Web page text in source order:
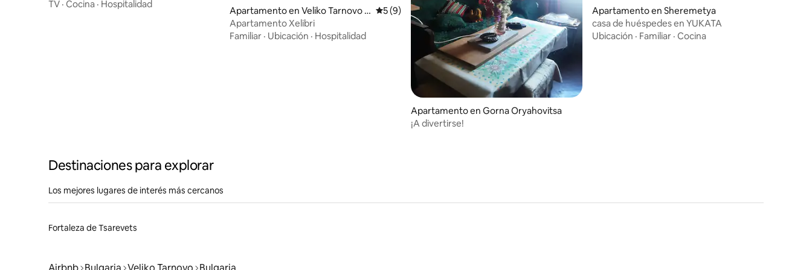
TV · Cocina · Hospitalidad
Apartamento en Veliko Tarnovo P
rovince
Calificación promedio: 5 de 5, 9 reseñas
5 (9)
Apartamento Xelibri
Familiar · Ubicación · Hospitalidad
Apartamento en Gorna Oryahovitsa
¡A divertirse!
Apartamento en Sheremetya
casa de huéspedes en YUKATA
Ubicación · Familiar · Cocina
Destinaciones para explorar
Los mejores lugares de interés más cercanos
Fortaleza de Tsarevets